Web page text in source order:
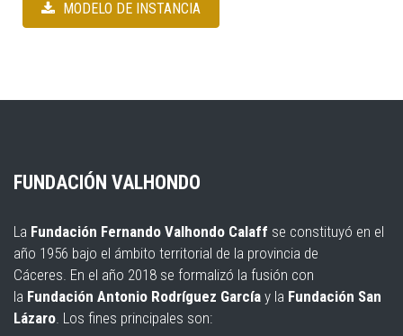
MODELO DE INSTANCIA
FUNDACIÓN VALHONDO
La Fundación Fernando Valhondo Calaff se constituyó en el
año 1956 bajo el ámbito territorial de la provincia de
Cáceres. En el año 2018 se formalizó la fusión con
la Fundación Antonio Rodríguez García y la Fundación San
Lázaro. Los fines principales son: